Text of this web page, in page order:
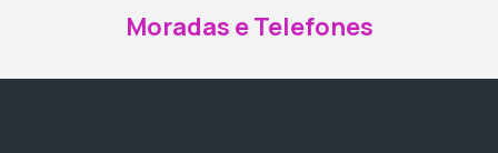
Moradas e Telefones